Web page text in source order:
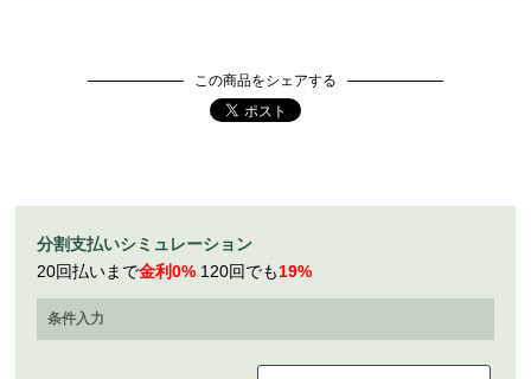
この商品をシェアする
分割支払いシミュレーション
20回払いまで金利0% 120回でも19%
条件入力